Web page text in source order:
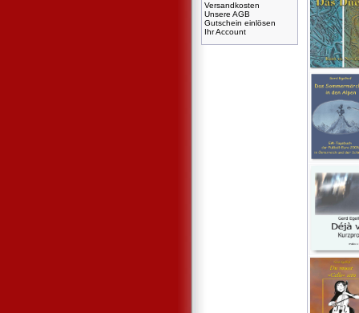
Versandkosten
Unsere AGB
Gutschein einlösen
Ihr Account